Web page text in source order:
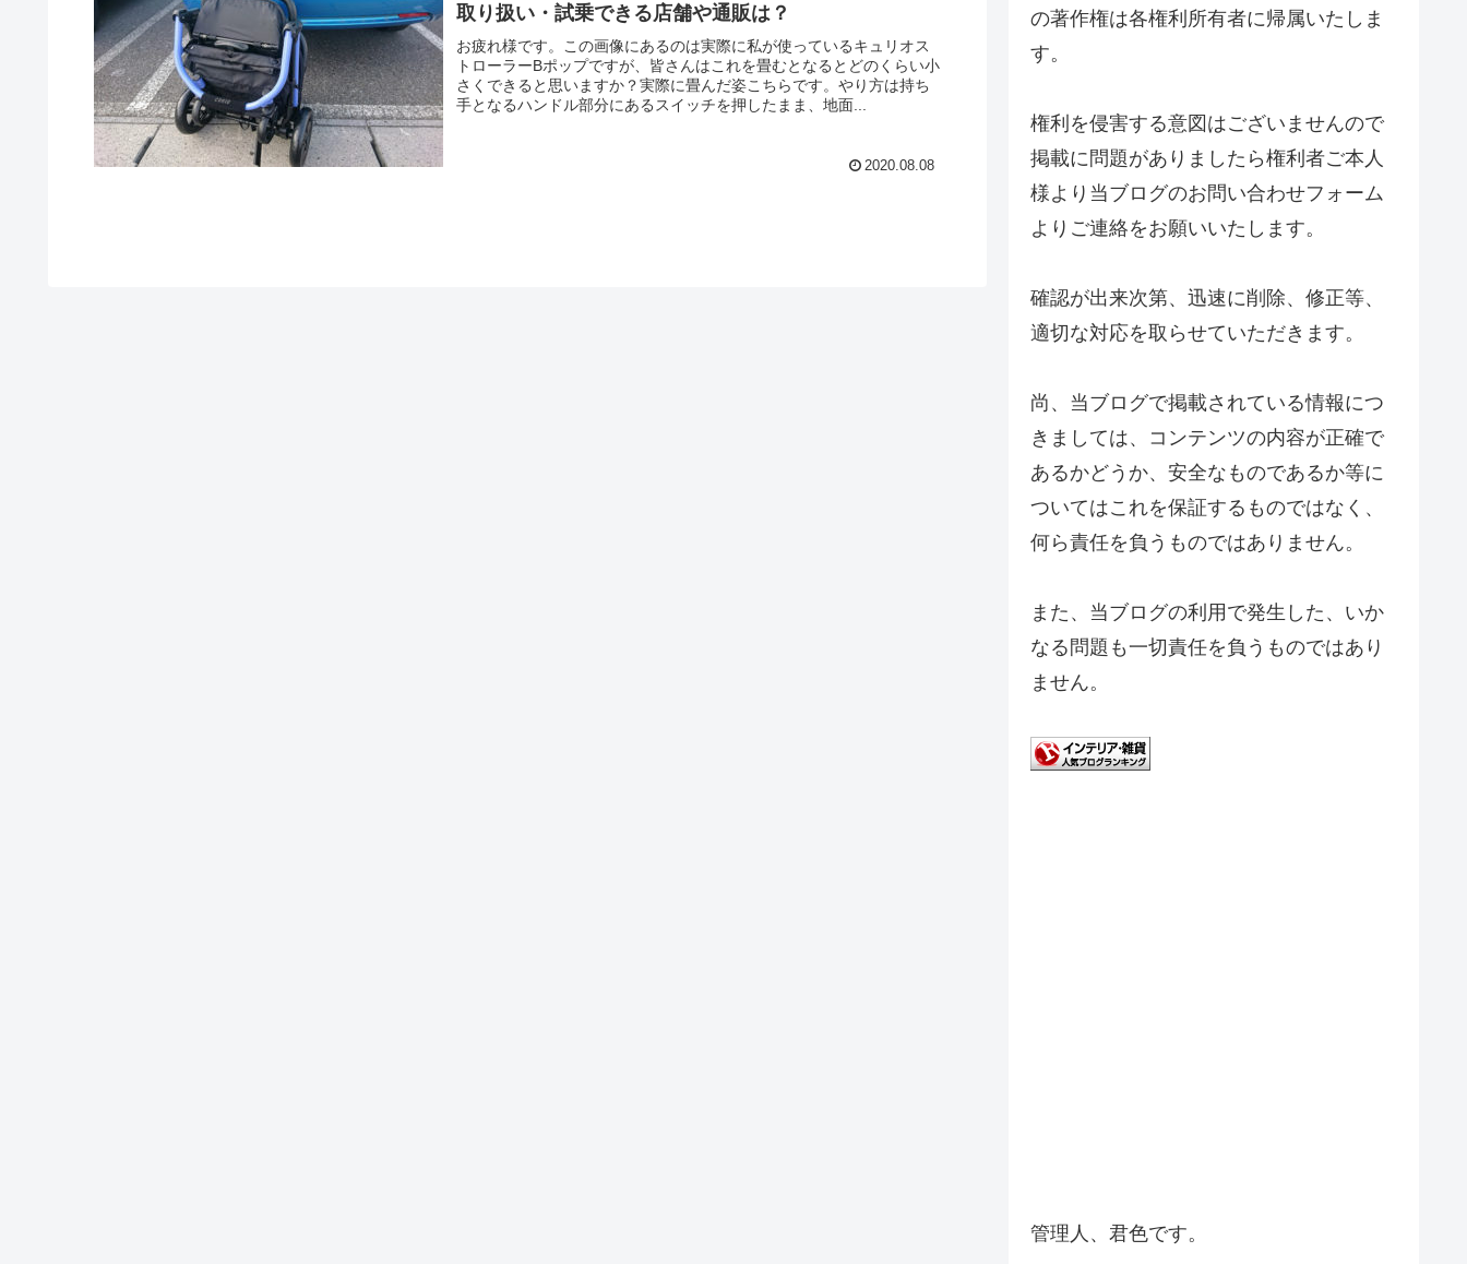
取り扱い・試乗できる店舗や通販は？
お疲れ様です。この画像にあるのは実際に私が使っているキュリオス
トローラーBポップですが、皆さんはこれを畳むとなるとどのくらい小
さくできると思いますか？実際に畳んだ姿こちらです。やり方は持ち
手となるハンドル部分にあるスイッチを押したまま、地面...
2020.08.08
の著作権は各権利所有者に帰属いたしま
す。
権利を侵害する意図はございませんので
掲載に問題がありましたら権利者ご本人
様より当ブログのお問い合わせフォーム
よりご連絡をお願いいたします。
確認が出来次第、迅速に削除、修正等、
適切な対応を取らせていただきます。
尚、当ブログで掲載されている情報につ
きましては、コンテンツの内容が正確で
あるかどうか、安全なものであるか等に
ついてはこれを保証するものではなく、
何ら責任を負うものではありません。
また、当ブログの利用で発生した、いか
なる問題も一切責任を負うものではあり
ません。
管理人、君色です。